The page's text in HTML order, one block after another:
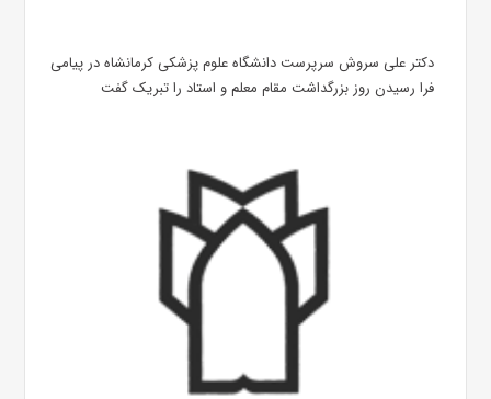
دکتر علی سروش سرپرست دانشگاه علوم پزشکی کرمانشاه در پیامی
فرا رسیدن روز بزرگداشت مقام معلم و استاد را تبریک گفت